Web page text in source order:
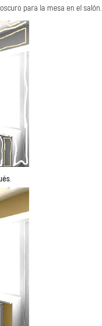
para la mesa en el salón.
.